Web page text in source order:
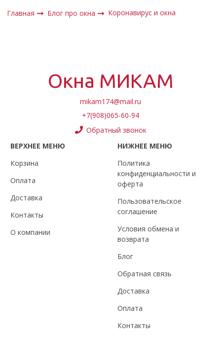
Главная Блог про окна Коронавирус и окна
Окна МИКАМ
mikam174@mail.ru
+7(908)065-60-94
Обратный звонок
ВЕРХНЕЕ МЕНЮ
Корзина
Оплата
Доставка
Контакты
О компании
НИЖНЕЕ МЕНЮ
Политика
конфиденциальности и
оферта
Пользовательское
соглашение
Условия обмена и
возврата
Блог
Обратная связь
Доставка
Оплата
Контакты